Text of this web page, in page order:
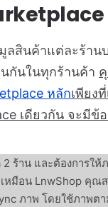
ลสินค้าแต่ละร้าน
กันในทุกร้านค้า
หลักเพียง
เดียวกัน จะมีข้
2 ร้าน และต้องการใ
หมือน LnwShop คุณ
ภาพ โดยใช้ภาพต